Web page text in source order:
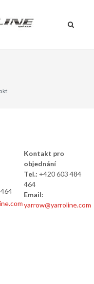
Kontakt pro
objednání
Tel.: +420 603 484
464
Email:
yarrow@yarroline.com